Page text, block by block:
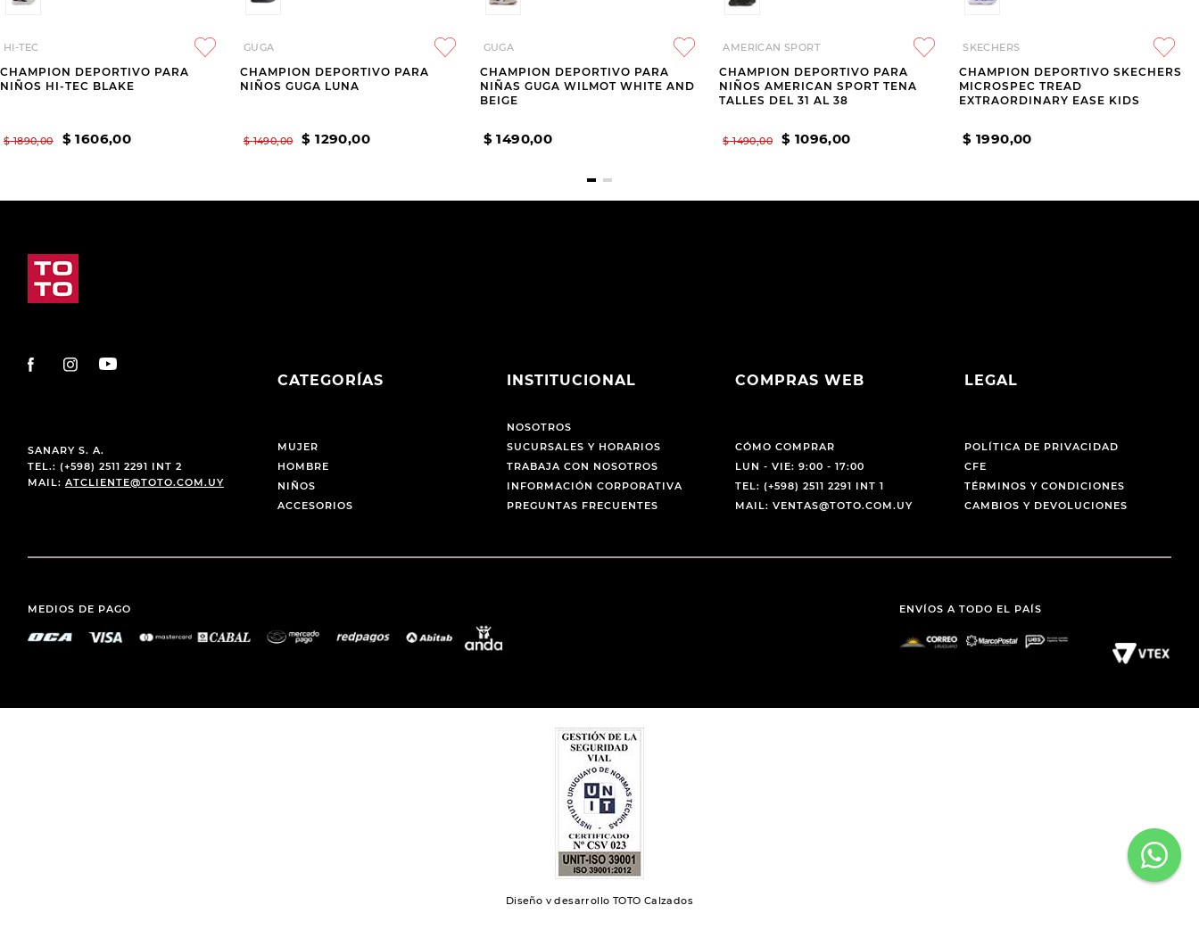
HI-TEC
CHAMPION DEPORTIVO PARA
NIÑOS HI-TEC BLAKE
$ 1890,00 $ 1606,00
GUGA
CHAMPION DEPORTIVO PARA
NIÑOS GUGA LUNA
$ 1490,00 $ 1290,00
GUGA
CHAMPION DEPORTIVO PARA
NIÑAS GUGA WILMOT WHITE AND
BEIGE
$ 1490,00
AMERICAN SPORT
CHAMPION DEPORTIVO PARA
NIÑOS AMERICAN SPORT TENA
TALLES DEL 31 AL 38
$ 1490,00 $ 1096,00
SKECHERS
CHAMPION DEPORTIVO SKECHERS
MICROSPEC TREAD
EXTRAORDINARY EASE KIDS
$ 1990,00
SANARY S. A.
TEL.: (+598) 2511 2291 INT 2
MAIL: ATCLIENTE@TOTO.COM.UY
CATEGORÍAS
MUJER
HOMBRE
NIÑOS
ACCESORIOS
INSTITUCIONAL
NOSOTROS
SUCURSALES Y HORARIOS
TRABAJA CON NOSOTROS
INFORMACIÓN CORPORATIVA
PREGUNTAS FRECUENTES
COMPRAS WEB
CÓMO COMPRAR
LUN - VIE: 9:00 - 17:00
TEL: (+598) 2511 2291 INT 1
MAIL: VENTAS@TOTO.COM.UY
LEGAL
POLÍTICA DE PRIVACIDAD
CFE
TÉRMINOS Y CONDICIONES
CAMBIOS Y DEVOLUCIONES
MEDIOS DE PAGO ENVÍOS A TODO EL PAÍS
Diseño y desarrollo TOTO Calzados